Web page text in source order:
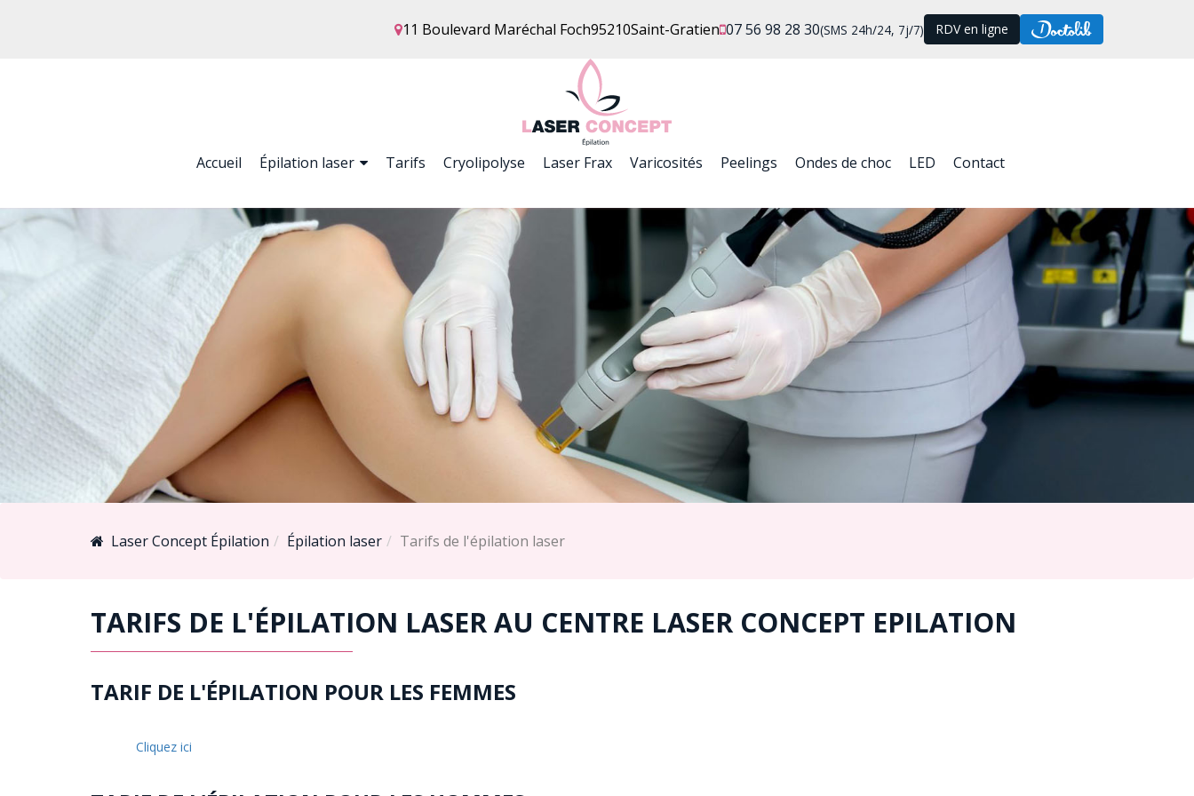
Accueil Épilation laser Tarifs Cryolipolyse Laser Frax Varicosités Peelings Ondes de choc LED Contact
11 Boulevard Maréchal Foch95210Saint-Gratien 07 56 98 28 30(SMS 24h/24, 7j/7) RDV en ligne
Laser Concept Épilation Épilation laser Tarifs de l'épilation laser
TARIFS DE L'ÉPILATION LASER AU CENTRE LASER CONCEPT EPILATION
TARIF DE L'ÉPILATION POUR LES FEMMES
Cliquez ici